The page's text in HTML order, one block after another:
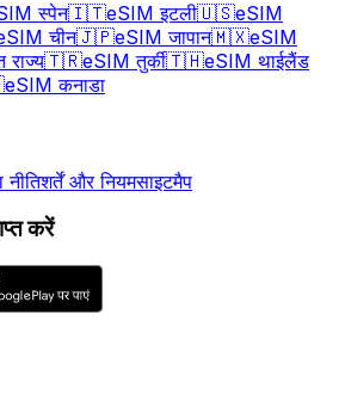
स्पेन🇮🇹eSIM इटली🇺🇸eSIM
चीन🇯🇵eSIM जापान🇲🇽eSIM
🇹🇷eSIM तुर्की🇹🇭eSIM थाईलैंड
eSIM कनाडा
नीतिशर्तें और नियमसाइटमैप
करें